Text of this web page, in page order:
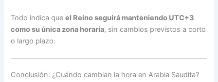
Todo indica queel Reino seguirá manteniendo UTC+3
como su única zona horaria, sin cambios previstos a corto
o largo plazo.
Conclusión: ¿Cuándo cambian la hora en Arabia Saudita?